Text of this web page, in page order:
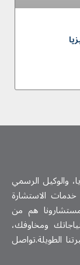
والوكيل الرسمي
الاستشارة
هم من
ومخاوفك،
الطويلة.تواصل